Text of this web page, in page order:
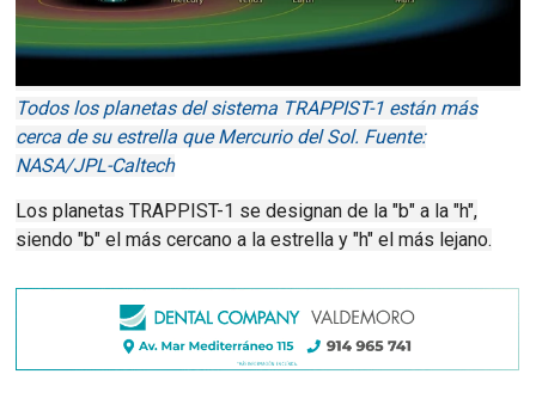
Todos los planetas del sistema TRAPPIST-1 están más
cerca de su estrella que Mercurio del Sol. Fuente:
NASA/JPL-Caltech
Los planetas TRAPPIST-1 se designan de la "b" a la "h",
siendo "b" el más cercano a la estrella y "h" el más lejano.